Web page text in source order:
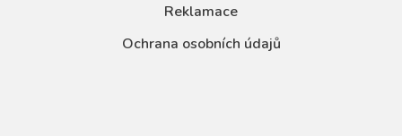
Reklamace
Ochrana osobních údajů